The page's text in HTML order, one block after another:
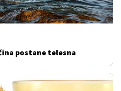
postane telesna